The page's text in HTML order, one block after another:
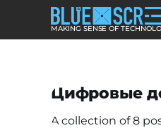
MAKING SENSE OF
Цифровые
A collection of 8